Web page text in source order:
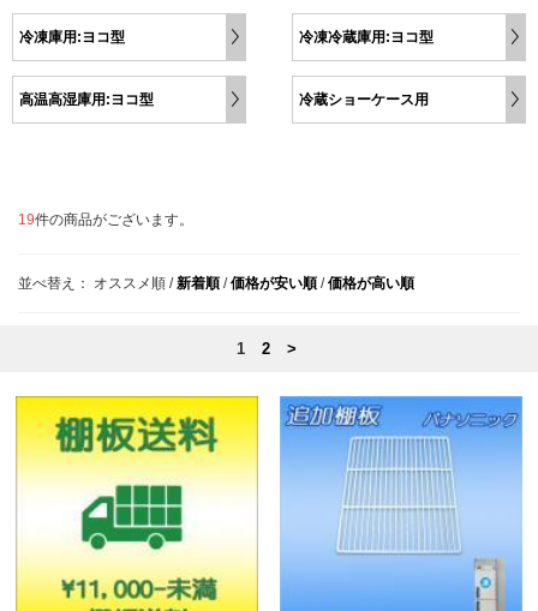
冷凍庫用:ヨコ型 冷凍冷蔵庫用:ヨコ型
高温高湿庫用:ヨコ型 冷蔵ショーケース用
19件の商品がございます。
並べ替え： オススメ順 /新着順 /価格が安い順 /価格が高い順
1 2 >